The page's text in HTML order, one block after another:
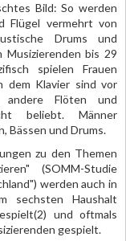
Bild: So werden
Flügel vermehrt von
Drums und
bis 29
spielen Frauen
dem Klavier sind vor
andere Flöten und
beliebt. Männer
Bässen und Drums.
zu den Themen
(SOMM-Studie
werden auch in
sechsten Haushalt
und oftmals
gespielt.